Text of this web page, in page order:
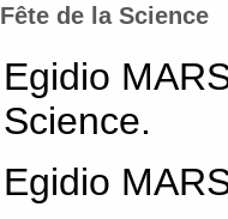
Fête de la Science
Egidio
Science.
Egidio